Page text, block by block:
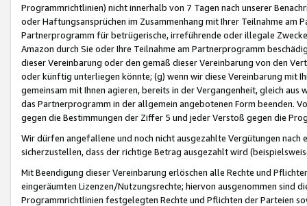
Programmrichtlinien) nicht innerhalb von 7 Tagen nach unserer
oder Haftungsansprüchen im Zusammenhang mit Ihrer Teilnahme am
Partnerprogramm für betrügerische, irreführende oder illegale
Amazon durch Sie oder Ihre Teilnahme am Partnerprogramm
dieser Vereinbarung oder den gemäß dieser Vereinbarung von den
oder künftig unterliegen könnte; (g) wenn wir diese Vereinbarung mit
gemeinsam mit Ihnen agieren, bereits in der Vergangenheit, gleich
das Partnerprogramm in der allgemein angebotenen Form beenden.
gegen die Bestimmungen der Ziffer 5 und jeder Verstoß gegen die
Wir dürfen angefallene und noch nicht ausgezahlte Vergütungen
sicherzustellen, dass der richtige Betrag ausgezahlt wird
Mit Beendigung dieser Vereinbarung erlöschen alle Rechte und
eingeräumten Lizenzen/Nutzungsrechte; hiervon ausgenommen sind
Programmrichtlinien festgelegten Rechte und Pflichten der Parteien